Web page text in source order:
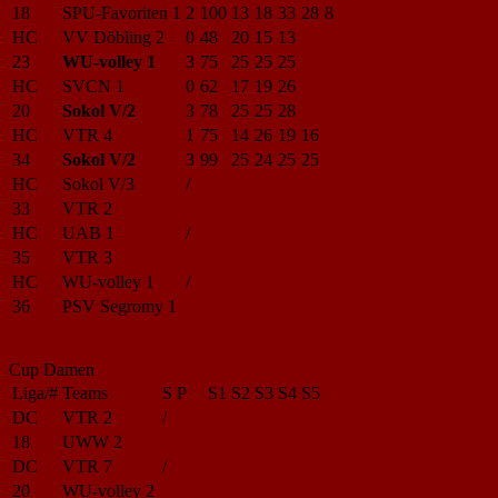
18
SPU-Favoriten 1 2 100 13 18 33 28 8
HC
VV Döbling 2 0 48 20 15 13
23
WU-volley 1 3 75 25 25 25
HC
SVCN 1 0 62 17 19 26
20
Sokol V/2 3 78 25 25 28
HC
VTR 4 1 75 14 26 19 16
34
Sokol V/2 3 99 25 24 25 25
HC
Sokol V/3
/
33
VTR 2
HC
UAB 1
/
35
VTR 3
HC
WU-volley 1
/
36
PSV Segromy 1
Cup Damen
Liga/# Teams S P S1 S2 S3 S4 S5
DC
VTR 2
/
18
UWW 2
DC
VTR 7
/
20
WU-volley 2